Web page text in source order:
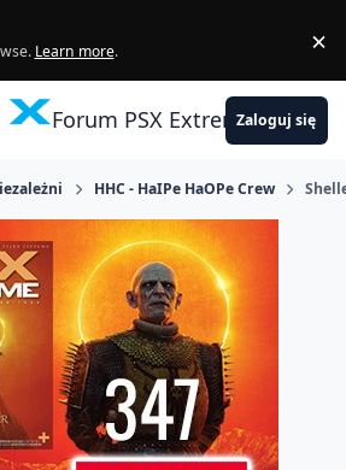
Learn more. ×
Forum PSX ExtremeZaloguj się
HHC - HaIPe HaOPe Crew